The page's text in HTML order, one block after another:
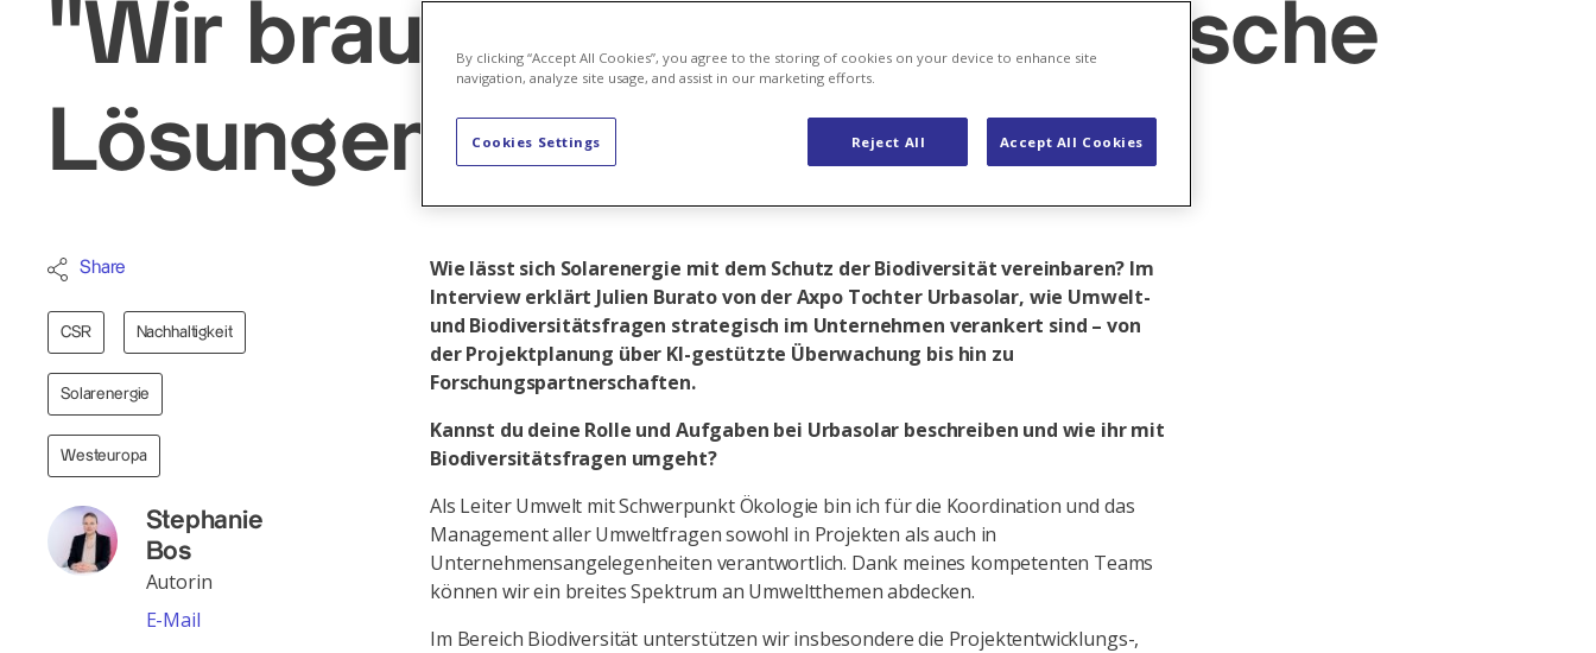
"Wir brauchen projektspezifische
Lösungen"
Share
CSR Nachhaltigkeit
Solarenergie
Westeuropa
Stephanie
Bos
Autorin
E-Mail
Wie lässt sich Solarenergie mit dem Schutz der Biodiversität vereinbaren? Im
Interview erklärt Julien Burato von der Axpo Tochter Urbasolar, wie Umwelt-
und Biodiversitätsfragen strategisch im Unternehmen verankert sind – von
der Projektplanung über KI-gestützte Überwachung bis hin zu
Forschungspartnerschaften.
Kannst du deine Rolle und Aufgaben bei Urbasolar beschreiben und wie ihr mit
Biodiversitätsfragen umgeht?
Als Leiter Umwelt mit Schwerpunkt Ökologie bin ich für die Koordination und das
Management aller Umweltfragen sowohl in Projekten als auch in
Unternehmensangelegenheiten verantwortlich. Dank meines kompetenten Teams
können wir ein breites Spektrum an Umweltthemen abdecken.
Im Bereich Biodiversität unterstützen wir insbesondere die Projektentwicklungs-,
By clicking “Accept All Cookies”, you agree to the storing of cookies on your device to enhance site
navigation, analyze site usage, and assist in our marketing efforts.
Reject All Accept All Cookies
Cookies Settings